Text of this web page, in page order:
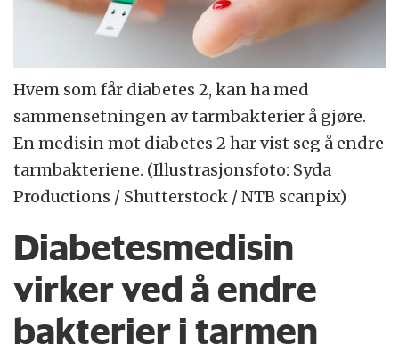
Hvem som får diabetes 2, kan ha med
sammensetningen av tarmbakterier å gjøre.
En medisin mot diabetes 2 har vist seg å endre
tarmbakteriene. (Illustrasjonsfoto: Syda
Productions / Shutterstock / NTB scanpix)
Diabetesmedisin
virker ved å endre
bakterier i tarmen